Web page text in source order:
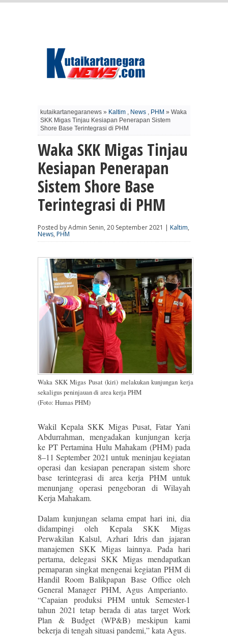
kutaikartanegaranews » Kaltim , News , PHM » Waka
SKK Migas Tinjau Kesiapan Penerapan Sistem
Shore Base Terintegrasi di PHM
Waka SKK Migas Tinjau
Kesiapan Penerapan
Sistem Shore Base
Terintegrasi di PHM
Posted by Admin Senin, 20 September 2021 | Kaltim,
News, PHM
Waka SKK Migas Pusat (kiri) melakukan kunjungan kerja
sekaligus peninjauan di area kerja PHM
(Foto: Humas PHM)
Wakil Kepala SKK Migas Pusat, Fatar Yani
Abdurrahman, mengadakan kunjungan kerja
ke PT Pertamina Hulu Mahakam (PHM) pada
8–11 September 2021 untuk meninjau kegiatan
operasi dan kesiapan penerapan sistem shore
base terintegrasi di area kerja PHM untuk
menunjang operasi pengeboran di Wilayah
Kerja Mahakam.
Dalam kunjungan selama empat hari ini, dia
didampingi oleh Kepala SKK Migas
Perwakilan Kalsul, Azhari Idris dan jajaran
manajemen SKK Migas lainnya. Pada hari
pertama, delegasi SKK Migas mendapatkan
pemaparan singkat mengenai kegiatan PHM di
Handil Room Balikpapan Base Office oleh
General Manager PHM, Agus Amperianto.
“Capaian produksi PHM untuk Semester-1
tahun 2021 tetap berada di atas target Work
Plan & Budget (WP&B) meskipun kami
bekerja di tengah situasi pandemi,” kata Agus.